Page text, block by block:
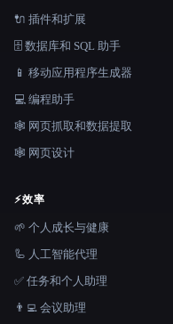
🔌 插件和扩展
🗄️ 数据库和 SQL 助手
📱 移动应用程序生成器
💻 编程助手
🕸️ 网页抓取和数据提取
🕸 网页设计
⚡效率
🌱 个人成长与健康
🦾 人工智能代理
✅ 任务和个人助理
👨‍💻 会议助理